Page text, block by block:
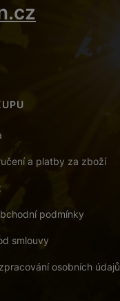
a platby za zboží
podmínky
smlouvy
osobních údajů